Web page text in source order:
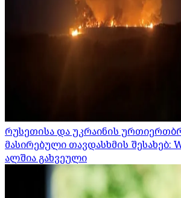
რუსეთისა და უკრაინის
მასირებული თავდასხმის შესახებ:
ალშია გახვეული